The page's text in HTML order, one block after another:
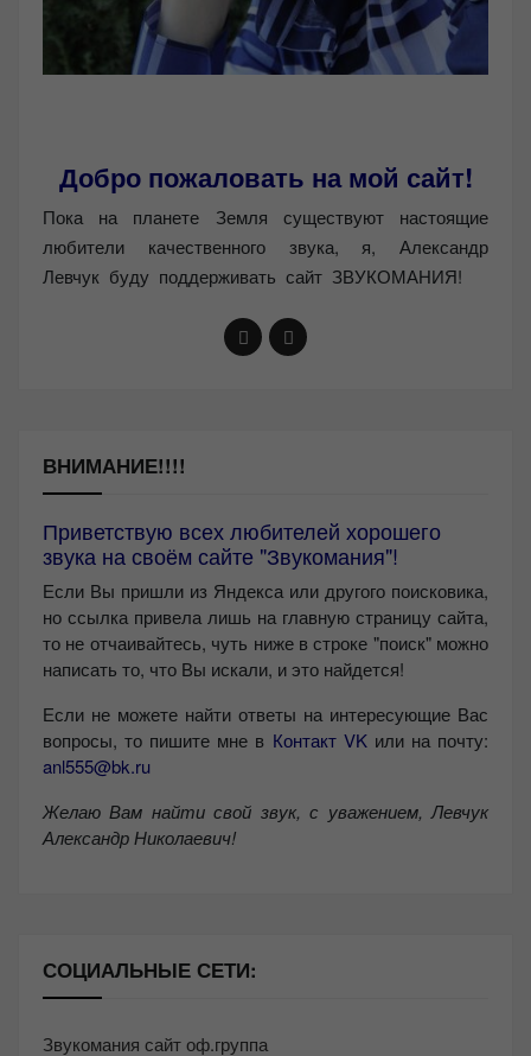
Добро пожаловать на мой сайт!
Пока на планете Земля существуют настоящие
любители качественного звука, я, Александр
Левчук буду поддерживать сайт ЗВУКОМАНИЯ!
ВНИМАНИЕ!!!!
Приветствую всех любителей хорошего
звука на своём сайте "Звукомания"!
Если Вы пришли из Яндекса или другого поисковика,
но ссылка привела лишь на главную страницу сайта,
то не отчаивайтесь, чуть ниже в строке "поиск" можно
написать то, что Вы искали, и это найдется!
Если не можете найти ответы на интересующие Вас
вопросы, то пишите мне в Контакт VKили на почту:
anl555@bk.ru
Желаю Вам найти свой звук, с уважением, Левчук
Александр Николаевич!
СОЦИАЛЬНЫЕ СЕТИ:
Звукомания сайт оф.группа